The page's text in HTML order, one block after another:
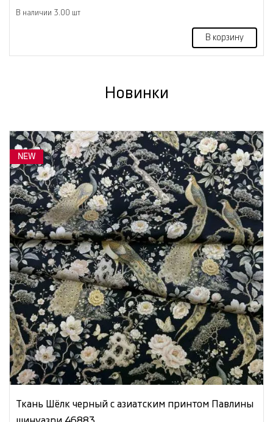
В наличии 3.00 шт
В корзину
Новинки
NEW
Ткань Шёлк черный с азиатским принтом Павлины